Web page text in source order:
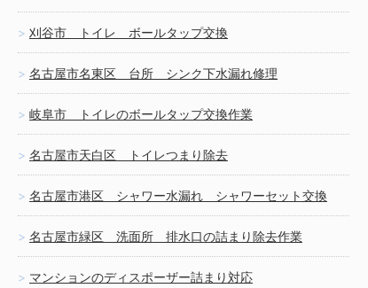
刈谷市 トイレ ボールタップ交換
名古屋市名東区 台所 シンク下水漏れ修理
岐阜市 トイレのボールタップ交換作業
名古屋市天白区 トイレつまり除去
名古屋市港区 シャワー水漏れ シャワーセット交換
名古屋市緑区 洗面所 排水口の詰まり除去作業
マンションのディスポーザー詰まり対応